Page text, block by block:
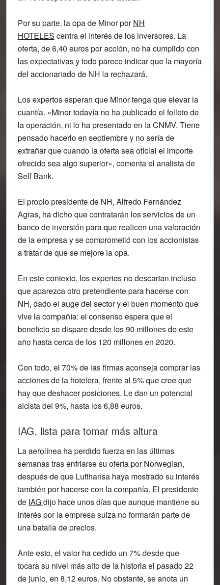
Por su parte, laopa de MinorporNH
HOTELES centra el interés de los inversores. La
oferta, de 6,40 euros por acción, no ha cumplido con
las expectativasy todo parece indicar que la mayoría
del accionariado de NH la rechazará.
Los expertos esperan que Minortenga que elevar la
cuantía. «Minor todavía no ha publicado el folleto de
la operación, ni lo ha presentado en la CNMV. Tiene
pensado hacerlo en septiembre y no sería de
extrañar que cuando la oferta sea oficial el importe
ofrecido sea algo superior», comenta el analista de
Self Bank.
El propio presidente de NH, Alfredo Fernández
Agras, ha dicho quecontratarán los servicios de un
banco de inversión para que realicen una valoración
de la empresa y se comprometió con los accionistas
a tratar de que se mejore la opa.
En este contexto, los expertos no descartan incluso
queaparezca otro pretendientepara hacerse con
NH, dado el auge del sector y el buen momento que
vive la compañía: el consenso espera queel
beneficio se dispare desde los 90 millones de este
añohasta cerca de los 120 millonesen 2020.
Con todo, el 70% de las firmasaconsejacomprarlas
acciones de la hotelera, frente al 5% que cree que
hay que deshacer posiciones. Le dan un potencial
alcista del 9%, hasta los 6,88 euros.
IAG, lista para tomar más altura
La aerolínea ha perdido fuerza en las últimas
semanas tras enfriarse su oferta por Norwegian,
después de que Lufthansa haya mostrado su interés
también por hacerse con la compañía. El presidente
de IAGdijo hace unos días que aunque mantiene su
interés por la empresa suiza no formarán parte de
una batalla de precios.
Ante esto, el valorha cedido un 7% desde que
tocara su nivel más alto de la historiael pasado 22
de junio, en 8,12 euros. No obstante, se anota un